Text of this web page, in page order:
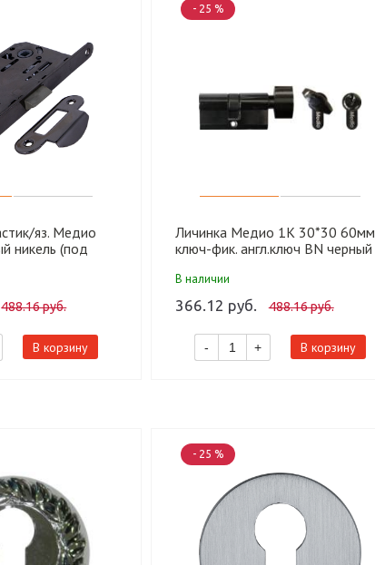
яз. Медио
никель (под
488.16 руб.
В корзину
- 25 %
Личинка Медио 1K 30*30 60мм
ключ-фик. англ.ключ BN черный
В наличии
366.12 руб. 488.16 руб.
- + В корзину
- 25 %